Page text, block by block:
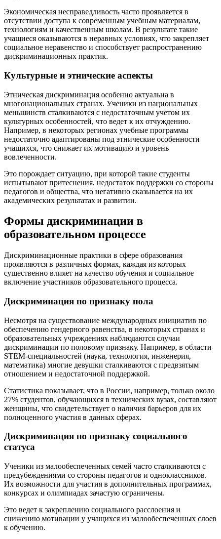
Экономическая несправедливость часто проявляется в
отсутствии доступа к современным учебным материалам,
технологиям и качественным школам. В результате такие
учащиеся оказываются в неравных условиях, что закрепляет
социальное неравенство и способствует распространению
дискриминационных практик.
Культурные и этнические аспекты
Этническая дискриминация особенно актуальна в
многонациональных странах. Ученики из национальных
меньшинств сталкиваются с недостаточным учетом их
культурных особенностей, что ведет к их отчуждению.
Например, в некоторых регионах учебные программы
недостаточно адаптированы под этнические особенности
учащихся, что снижает их мотивацию и уровень
вовлеченности.
Это порождает ситуацию, при которой такие студенты
испытывают притеснения, недостаток поддержки со стороны
педагогов и общества, что негативно сказывается на их
академических результатах и развитии.
Формы дискриминации в
образовательном процессе
Дискриминационные практики в сфере образования
проявляются в различных формах, каждая из которых
существенно влияет на качество обучения и социальное
включение участников образовательного процесса.
Дискриминация по признаку пола
Несмотря на существование международных инициатив по
обеспечению гендерного равенства, в некоторых странах и
образовательных учреждениях наблюдаются случаи
дискриминации по половому признаку. Например, в области
STEM-специальностей (наука, технология, инженерия,
математика) многие девушки сталкиваются с предвзятым
отношением и недостаточной поддержкой.
Статистика показывает, что в России, например, только около
27% студентов, обучающихся в технических вузах, составляют
женщины, что свидетельствует о наличия барьеров для их
полноценного участия в данных сферах.
Дискриминация по признаку социального
статуса
Ученики из малообеспеченных семей часто сталкиваются с
предубеждениями со стороны педагогов и одноклассников.
Их возможности для участия в дополнительных программах,
конкурсах и олимпиадах зачастую ограничены.
Это ведет к закреплению социального расслоения и
снижению мотивации у учащихся из малообеспеченных слоев
к обучению.